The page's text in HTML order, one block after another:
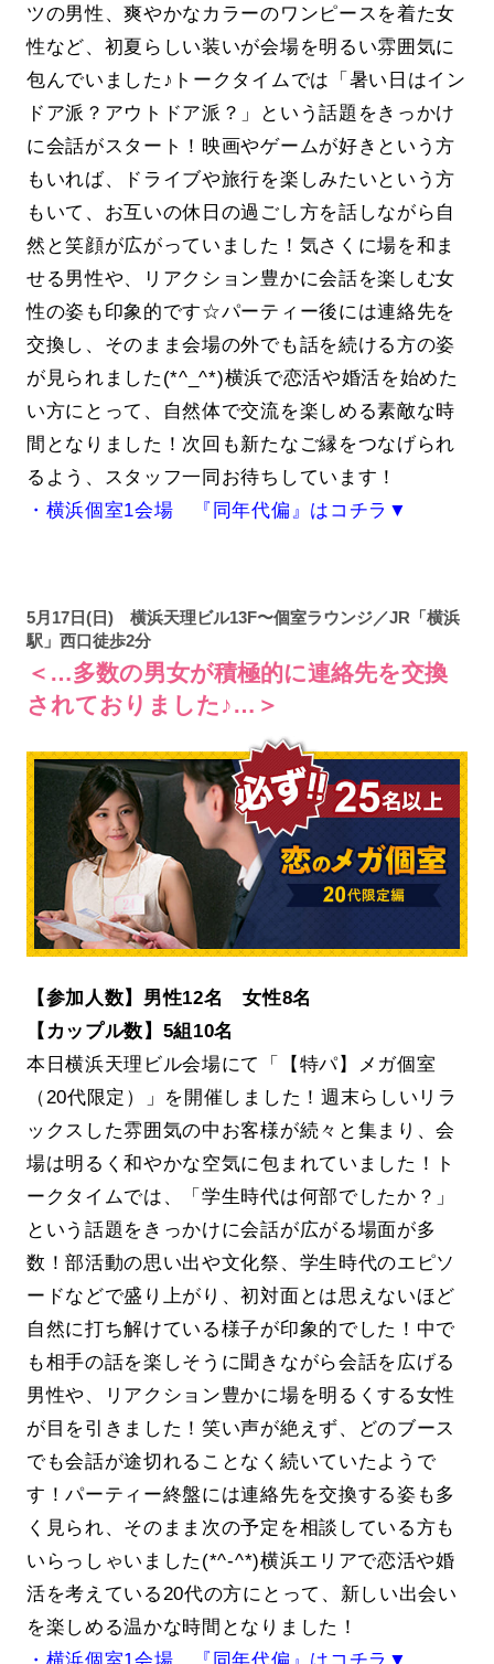
ツの男性、爽やかなカラーのワンピースを着た女
性など、初夏らしい装いが会場を明るい雰囲気に
包んでいました♪トークタイムでは「暑い日はイン
ドア派？アウトドア派？」という話題をきっかけ
に会話がスタート！映画やゲームが好きという方
もいれば、ドライブや旅行を楽しみたいという方
もいて、お互いの休日の過ごし方を話しながら自
然と笑顔が広がっていました！気さくに場を和ま
せる男性や、リアクション豊かに会話を楽しむ女
性の姿も印象的です☆パーティー後には連絡先を
交換し、そのまま会場の外でも話を続ける方の姿
が見られました(*^_^*)横浜で恋活や婚活を始めた
い方にとって、自然体で交流を楽しめる素敵な時
間となりました！次回も新たなご縁をつなげられ
るよう、スタッフ一同お待ちしています！
・横浜個室1会場 『同年代偏』はコチラ▼
5月17日(日) 横浜天理ビル13F〜個室ラウンジ／JR「横浜
駅」西口徒歩2分
＜…多数の男女が積極的に連絡先を交換
されておりました♪…＞
【参加人数】男性12名 女性8名
【カップル数】5組10名
本日横浜天理ビル会場にて「【特パ】メガ個室
（20代限定）」を開催しました！週末らしいリラ
ックスした雰囲気の中お客様が続々と集まり、会
場は明るく和やかな空気に包まれていました！ト
ークタイムでは、「学生時代は何部でしたか？」
という話題をきっかけに会話が広がる場面が多
数！部活動の思い出や文化祭、学生時代のエピソ
ードなどで盛り上がり、初対面とは思えないほど
自然に打ち解けている様子が印象的でした！中で
も相手の話を楽しそうに聞きながら会話を広げる
男性や、リアクション豊かに場を明るくする女性
が目を引きました！笑い声が絶えず、どのブース
でも会話が途切れることなく続いていたようで
す！パーティー終盤には連絡先を交換する姿も多
く見られ、そのまま次の予定を相談している方も
いらっしゃいました(*^-^*)横浜エリアで恋活や婚
活を考えている20代の方にとって、新しい出会い
を楽しめる温かな時間となりました！
・横浜個室1会場 『同年代偏』はコチラ▼